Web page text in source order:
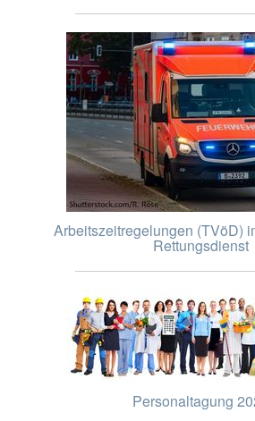
Arbeitszeitregelungen (TVöD)
Rettungsdienst
Personaltagung